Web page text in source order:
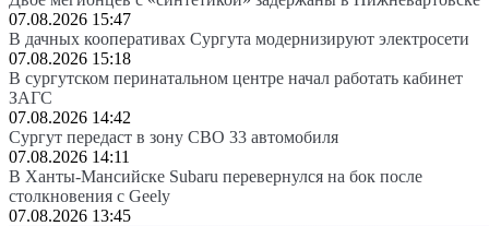
07.08.2026 15:47
В дачных кооперативах Сургута модернизируют электросети
07.08.2026 15:18
В сургутском перинатальном центре начал работать кабинет
ЗАГС
07.08.2026 14:42
Сургут передаст в зону СВО 33 автомобиля
07.08.2026 14:11
В Ханты-Мансийске Subaru перевернулся на бок после
столкновения с Geely
07.08.2026 13:45